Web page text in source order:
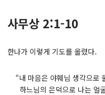
사무상 2:1-10
한나가 이렇게 기도를 올렸다.
“내 마음은 야훼님 생각으로
하느님의 은덕으로 나는 얼